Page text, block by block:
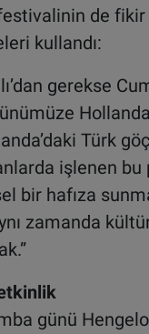
de fikir
kullandı:
gerekse
Türk
işlenen bu
bir hafıza
zamanda
günü